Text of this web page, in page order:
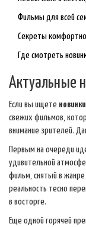
Фильмы для всей
Секреты
Где смотреть
Актуальные
Если вы ищете
свежих фильмов,
внимание зрителей.
Первым на очереди
удивительной
фильм, снятый в жанре
реальность тесно
в восторге.
Еще одной горячей